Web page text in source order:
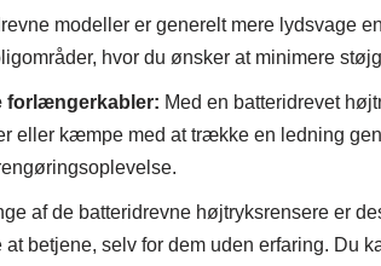
modeller er generelt mere lydsvage
hvor du ønsker at minimere
forlængerkabler: Med en batteridrevet
eller kæmpe med at trække en ledning
af de batteridrevne højtryksrensere er
at betjene, selv for dem uden erfaring. Du